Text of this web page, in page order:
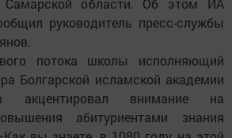
Самарской области. Об этом ИА
руководитель пресс-службы
потока школы исполняющий
Болгарской исламской академии
акцентировал внимание на
абитуриентами знания